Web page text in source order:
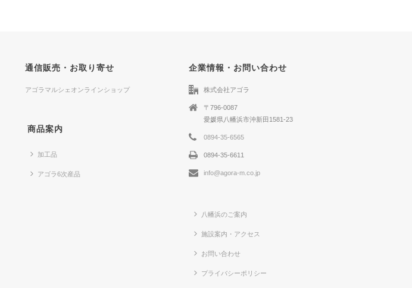
通信販売・お取り寄せ
アゴラマルシェオンラインショップ
商品案内
加工品
アゴラ6次産品
企業情報・お問い合わせ
株式会社アゴラ
〒796-0087
愛媛県八幡浜市沖新田1581-23
0894-35-6565
0894-35-6611
info@agora-m.co.jp
八幡浜のご案内
施設案内・アクセス
お問い合わせ
プライバシーポリシー